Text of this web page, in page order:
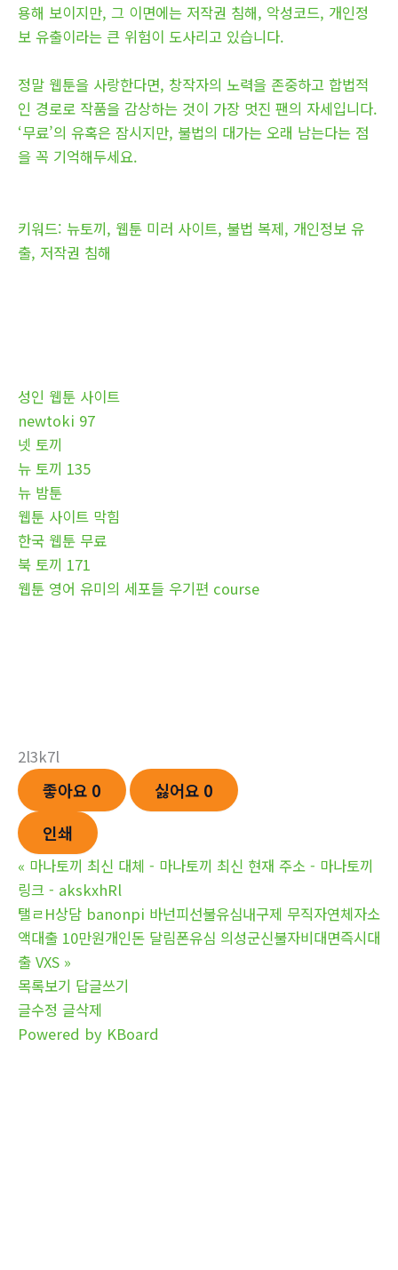
용해 보이지만, 그 이면에는 저작권 침해, 악성코드, 개인정
보 유출이라는 큰 위험이 도사리고 있습니다.
정말 웹툰을 사랑한다면, 창작자의 노력을 존중하고 합법적
인 경로로 작품을 감상하는 것이 가장 멋진 팬의 자세입니다.
‘무료’의 유혹은 잠시지만, 불법의 대가는 오래 남는다는 점
을 꼭 기억해두세요.
키워드: 뉴토끼, 웹툰 미러 사이트, 불법 복제, 개인정보 유
출, 저작권 침해
성인 웹툰 사이트
newtoki 97
넷 토끼
뉴 토끼 135
뉴 밤툰
웹툰 사이트 막힘
한국 웹툰 무료
북 토끼 171
웹툰 영어 유미의 세포들 우기편 course
2l3k7l
좋아요 0 싫어요 0
인쇄
« 마나토끼 최신 대체 - 마나토끼 최신 현재 주소 - 마나토끼
링크 - akskxhRl
탤ㄹH상담 banonpi 바넌피선불유심내구제 무직자연체자소
액대출 10만원개인돈 달림폰유심 의성군신불자비대면즉시대
출 VXS »
목록보기 답글쓰기
글수정 글삭제
Powered by KBoard